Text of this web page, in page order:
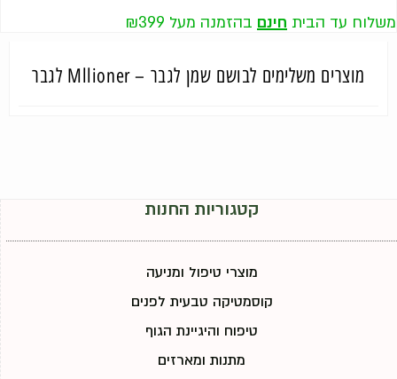
משלוח עד הבית חינם בהזמנה מעל ₪399
מוצרים משלימים לבושם שמן לגבר – Mllioner לגבר
קטגוריות החנות
מוצרי טיפול ומניעה
קוסמטיקה טבעית לפנים
טיפוח והיגיינת הגוף
מתנות ומארזים